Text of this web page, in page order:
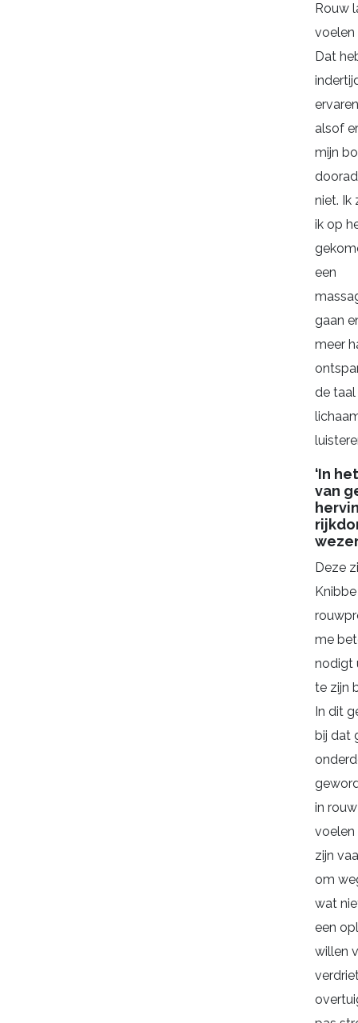
Rouw
voelen
Dat
alsof
mijn
niet. Ik
ik op
een
gaan
meer
de taal
‘In
van
Deze
me
nodigt
te zijn
In dit
bij dat
in
voelen
zijn
om
wat
een
willen